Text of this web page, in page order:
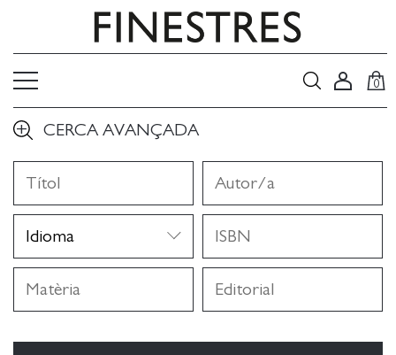
0
CERCA AVANÇADA